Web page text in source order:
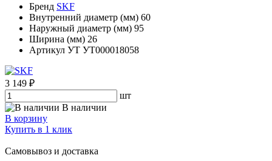
Бренд SKF
Внутренний диаметр (мм) 60
Наружный диаметр (мм) 95
Ширина (мм) 26
Артикул УТ УТ000018058
3 149 ₽
шт
В наличии
В корзину
Купить в 1 клик
Самовывоз и доставка